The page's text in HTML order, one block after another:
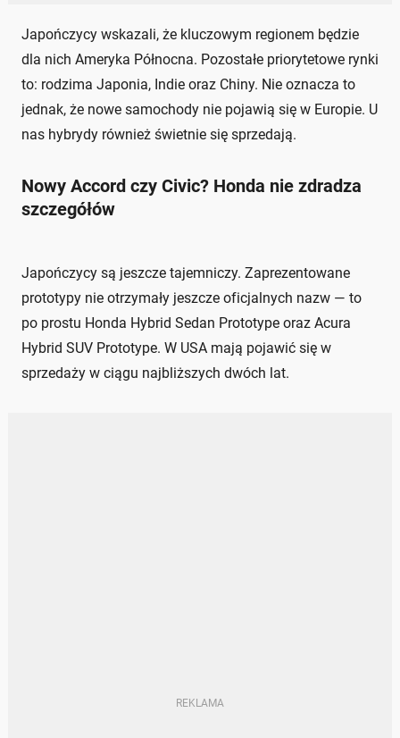
Japończycy wskazali, że kluczowym regionem będzie
dla nich Ameryka Północna. Pozostałe priorytetowe rynki
to: rodzima Japonia, Indie oraz Chiny. Nie oznacza to
jednak, że nowe samochody nie pojawią się w Europie. U
nas hybrydy również świetnie się sprzedają.
Nowy Accord czy Civic? Honda nie zdradza
szczegółów
Japończycy są jeszcze tajemniczy. Zaprezentowane
prototypy nie otrzymały jeszcze oficjalnych nazw — to
po prostu Honda Hybrid Sedan Prototype oraz Acura
Hybrid SUV Prototype. W USA mają pojawić się w
sprzedaży w ciągu najbliższych dwóch lat.